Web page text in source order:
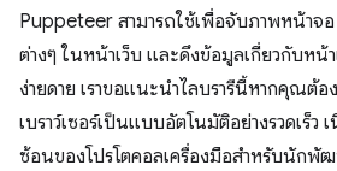
Puppeteer สามารถใช้เพื่อจับภาพหน้าจอ
ต่างๆ ในหน้าเว็บ และดึงข้อมูลเกี่ยวกับหน้
ง่ายดาย เราขอแนะนำไลบรารีนี้หากคุณต้อ
เบราว์เซอร์เป็นแบบอัตโนมัติอย่างรวดเร็ว
ซ้อนของโปรโตคอลเครื่องมือสำหรับนักพั